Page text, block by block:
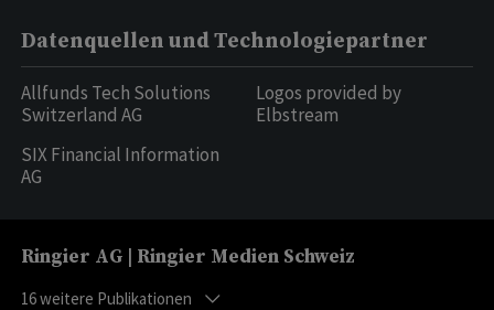
Datenquellen und Technologiepartner
Allfunds Tech Solutions
Switzerland AG
SIX Financial Information
AG
Logos provided by
Elbstream
Ringier AG | Ringier Medien Schweiz
16weitere Publikationen